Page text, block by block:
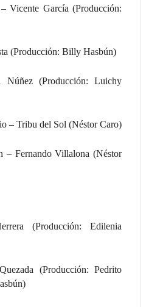
Vicente García (Producción:
(Producción: Billy Hasbún)
(Producción: Luichy
– Tribu del Sol (Néstor Caro)
– Fernando Villalona (Néstor
(Producción: Edilenia
(Producción: Pedrito